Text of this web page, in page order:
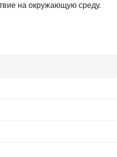
на окружающую среду.